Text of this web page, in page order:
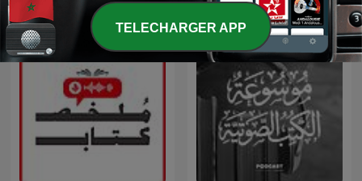
TELECHARGER APP